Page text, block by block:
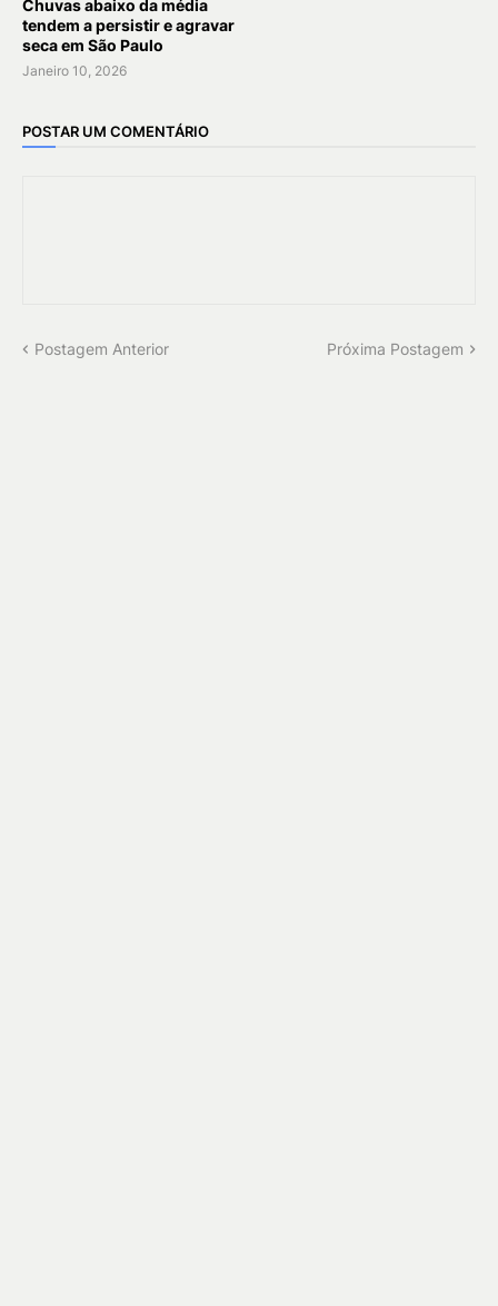
Chuvas abaixo da média
tendem a persistir e agravar
seca em São Paulo
Janeiro 10, 2026
POSTAR UM COMENTÁRIO
Postagem Anterior Próxima Postagem